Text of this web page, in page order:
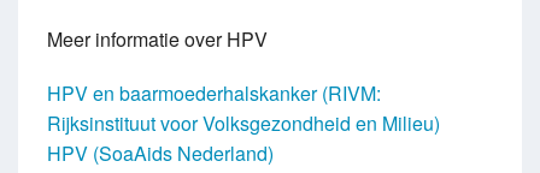
Meer informatie over HPV
HPV en baarmoederhalskanker (RIVM:
Rijksinstituut voor Volksgezondheid en Milieu)
HPV (SoaAids Nederland)